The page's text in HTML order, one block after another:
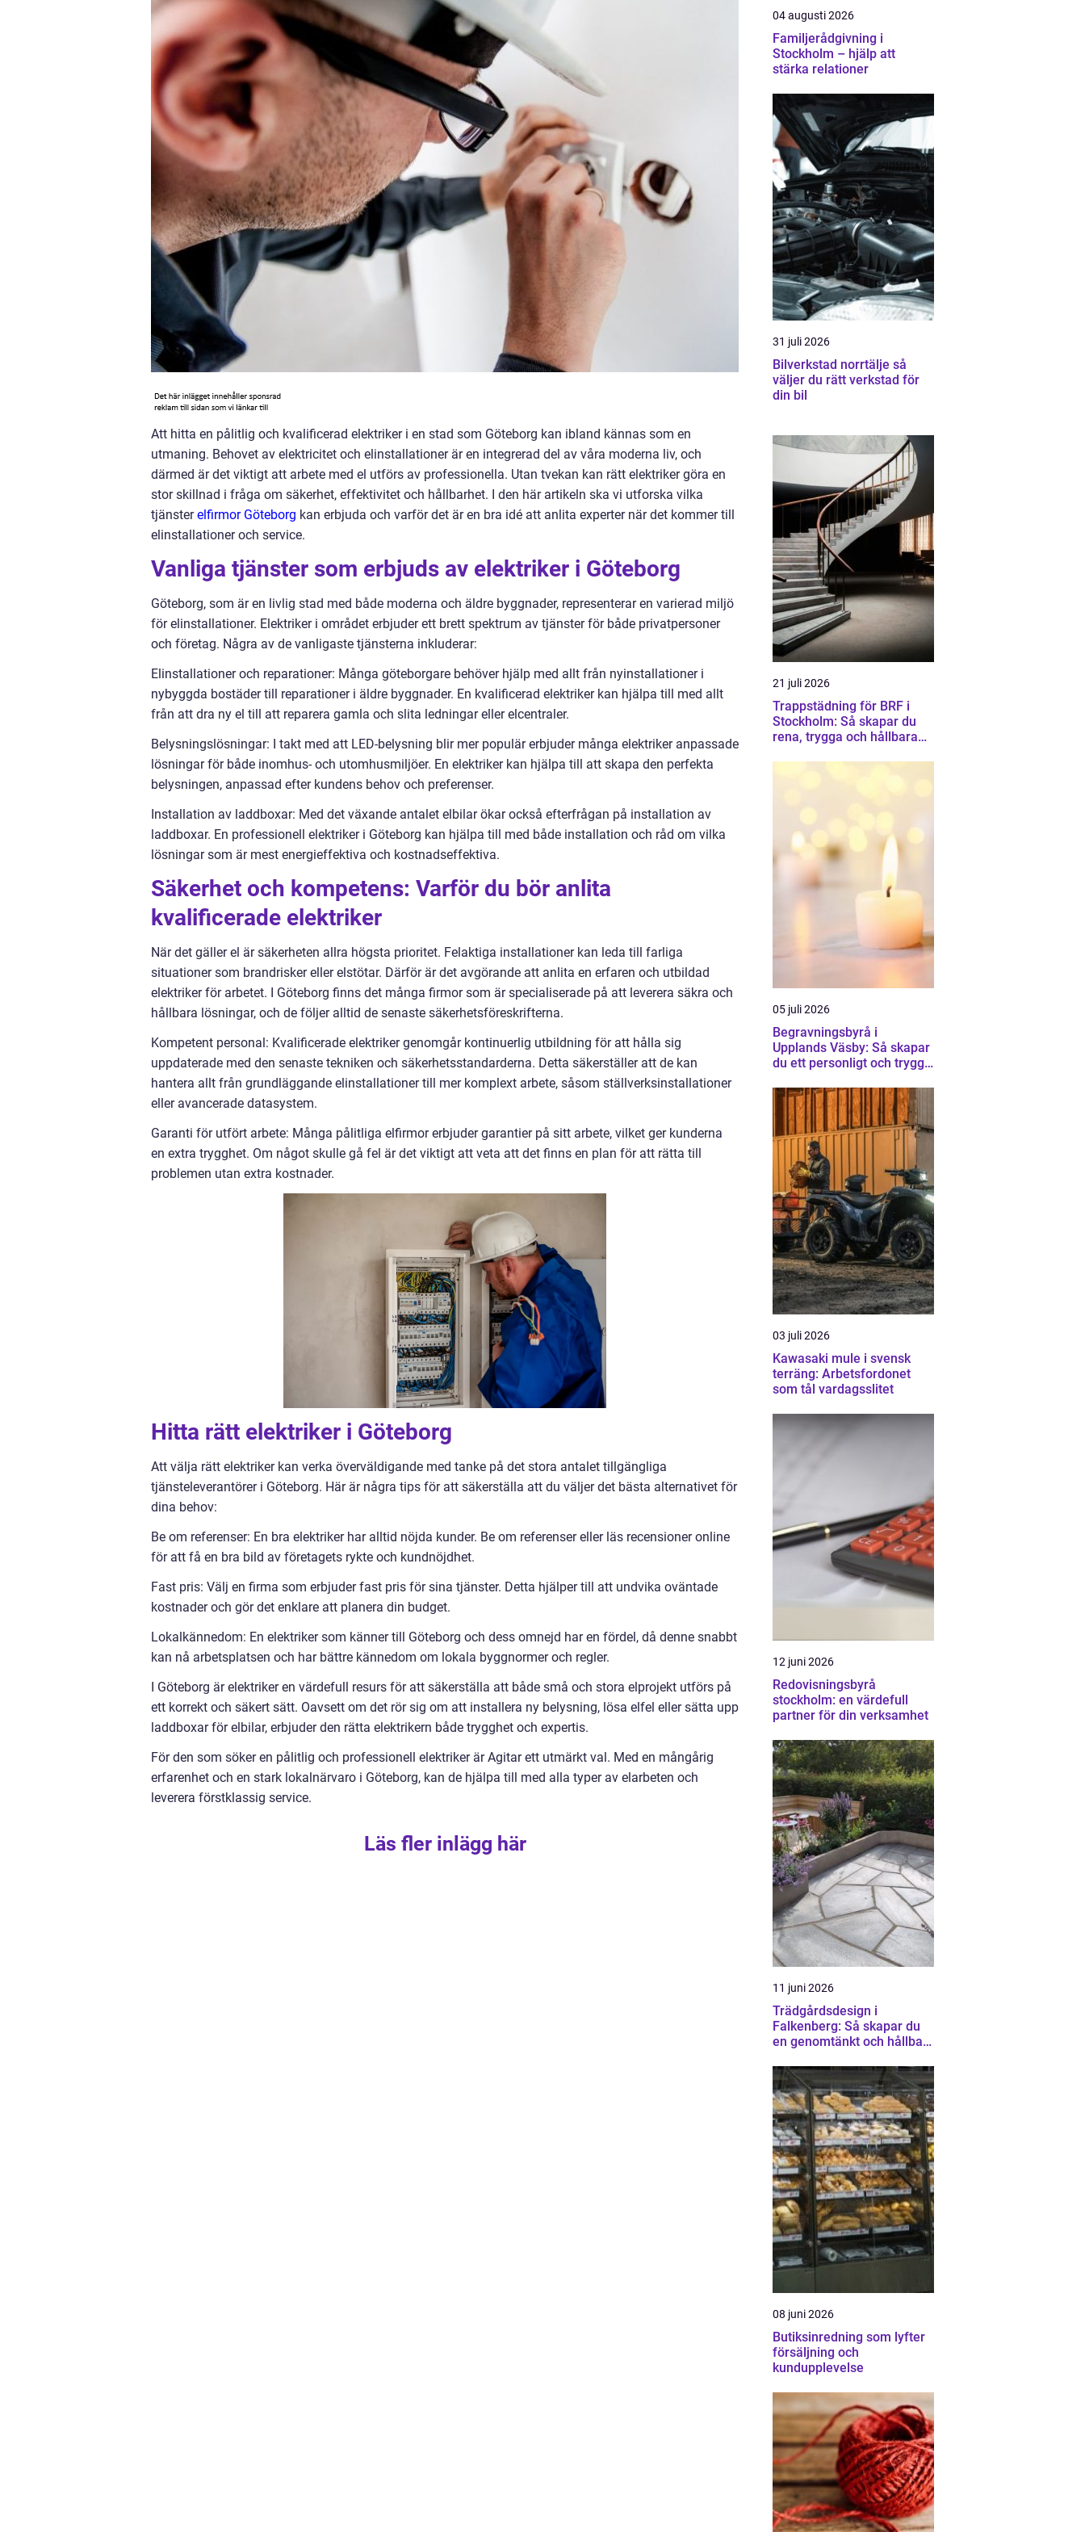
Att hitta en pålitlig och kvalificerad elektriker i en stad som Göteborg kan ibland kännas som en
utmaning. Behovet av elektricitet och elinstallationer är en integrerad del av våra moderna liv, och
därmed är det viktigt att arbete med el utförs av professionella. Utan tvekan kan rätt elektriker göra en
stor skillnad i fråga om säkerhet, effektivitet och hållbarhet. I den här artikeln ska vi utforska vilka
tjänsterelfirmor Göteborg kan erbjuda och varför det är en bra idé att anlita experter när det kommer till
elinstallationer och service.
Vanliga tjänster som erbjuds av elektriker i Göteborg
Göteborg, som är en livlig stad med både moderna och äldre byggnader, representerar en varierad miljö
för elinstallationer. Elektriker i området erbjuder ett brett spektrum av tjänster för både privatpersoner
och företag. Några av de vanligaste tjänsterna inkluderar:
Elinstallationer och reparationer: Många göteborgare behöver hjälp med allt från nyinstallationer i
nybyggda bostäder till reparationer i äldre byggnader. En kvalificerad elektriker kan hjälpa till med allt
från att dra ny el till att reparera gamla och slita ledningar eller elcentraler.
Belysningslösningar: I takt med att LED-belysning blir mer populär erbjuder många elektriker anpassade
lösningar för både inomhus- och utomhusmiljöer. En elektriker kan hjälpa till att skapa den perfekta
belysningen, anpassad efter kundens behov och preferenser.
Installation av laddboxar: Med det växande antalet elbilar ökar också efterfrågan på installation av
laddboxar. En professionell elektriker i Göteborg kan hjälpa till med både installation och råd om vilka
lösningar som är mest energieffektiva och kostnadseffektiva.
Säkerhet och kompetens: Varför du bör anlita
kvalificerade elektriker
När det gäller el är säkerheten allra högsta prioritet. Felaktiga installationer kan leda till farliga
situationer som brandrisker eller elstötar. Därför är det avgörande att anlita en erfaren och utbildad
elektriker för arbetet. I Göteborg finns det många firmor som är specialiserade på att leverera säkra och
hållbara lösningar, och de följer alltid de senaste säkerhetsföreskrifterna.
Kompetent personal: Kvalificerade elektriker genomgår kontinuerlig utbildning för att hålla sig
uppdaterade med den senaste tekniken och säkerhetsstandarderna. Detta säkerställer att de kan
hantera allt från grundläggande elinstallationer till mer komplext arbete, såsom ställverksinstallationer
eller avancerade datasystem.
Garanti för utfört arbete: Många pålitliga elfirmor erbjuder garantier på sitt arbete, vilket ger kunderna
en extra trygghet. Om något skulle gå fel är det viktigt att veta att det finns en plan för att rätta till
problemen utan extra kostnader.
Hitta rätt elektriker i Göteborg
Att välja rätt elektriker kan verka överväldigande med tanke på det stora antalet tillgängliga
tjänsteleverantörer i Göteborg. Här är några tips för att säkerställa att du väljer det bästa alternativet för
dina behov:
Be om referenser: En bra elektriker har alltid nöjda kunder. Be om referenser eller läs recensioner online
för att få en bra bild av företagets rykte och kundnöjdhet.
Fast pris: Välj en firma som erbjuder fast pris för sina tjänster. Detta hjälper till att undvika oväntade
kostnader och gör det enklare att planera din budget.
Lokalkännedom: En elektriker som känner till Göteborg och dess omnejd har en fördel, då denne snabbt
kan nå arbetsplatsen och har bättre kännedom om lokala byggnormer och regler.
I Göteborg är elektriker en värdefull resurs för att säkerställa att både små och stora elprojekt utförs på
ett korrekt och säkert sätt. Oavsett om det rör sig om att installera ny belysning, lösa elfel eller sätta upp
laddboxar för elbilar, erbjuder den rätta elektrikern både trygghet och expertis.
För den som söker en pålitlig och professionell elektriker är Agitar ett utmärkt val. Med en mångårig
erfarenhet och en stark lokalnärvaro i Göteborg, kan de hjälpa till med alla typer av elarbeten och
leverera förstklassig service.
Läs fler inlägg här
04 augusti 2026
Familjerådgivning i
Stockholm – hjälp att
stärka relationer
31 juli 2026
Bilverkstad norrtälje så
väljer du rätt verkstad för
din bil
21 juli 2026
Trappstädning för BRF i
Stockholm: Så skapar du
rena, trygga och hållbara
05 juli 2026
Begravningsbyrå i
Upplands Väsby: Så skapar
du ett personligt och tryggt
03 juli 2026
Kawasaki mule i svensk
terräng: Arbetsfordonet
som tål vardagsslitet
12 juni 2026
Redovisningsbyrå
stockholm: en värdefull
partner för din verksamhet
11 juni 2026
Trädgårdsdesign i
Falkenberg: Så skapar du
en genomtänkt och hållbar
08 juni 2026
Butiksinredning som lyfter
försäljning och
kundupplevelse